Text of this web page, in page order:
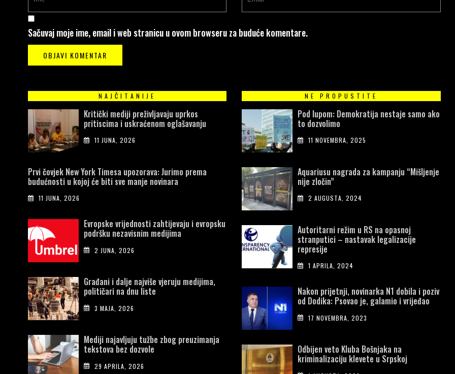
Sačuvaj moje ime, email i web stranicu u ovom browseru za buduće komentare.
NAJČITANIJE
Kritički mediji preživljavaju uprkos
pritiscima i uskraćenom oglašavanju
11 JUNA, 2026
Prvi čovjek New York Timesa upozorava: Jurimo prema
budućnosti u kojoj će biti sve manje novinara
11 JUNA, 2026
Evropske vrijednosti zahtijevaju i evropsku
podršku nezavisnim medijima
2 JUNA, 2026
Građani i dalje najviše vjeruju medijima,
političari na dnu liste
3 MAJA, 2026
Mediji najavljuju tužbe zbog preuzimanja
tekstova bez dozvole
29 APRILA, 2026
NE PROPUSTITE
Pod lupom: Demokratija nestaje samo ako
to dozvolimo
11 NOVEMBRA, 2025
Aquariusu nagrada za kampanju “Mišljenje
nije zločin”
2 AUGUSTA, 2024
Autoritarni režim u RS na opasnoj
stranputici – nastavak legalizacije
represije
1 APRILA, 2024
Nakon prijetnji, novinarka N1 dobila i poziv
od Dodika: Psovao je, galamio i vrijeđao
17 NOVEMBRA, 2023
Odbijen veto Kluba Bošnjaka na
kriminalizaciju klevete u Srpskoj